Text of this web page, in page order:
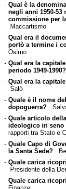
- Qual è la
negli anni 1950-53
commissione per
Maccartismo
- Qual era il
portò a termine i
Osimo
- Qual era la
periodo 1949-1990?
- Qual era la
Salò
- Quale è il nome
dopoguerra?
- Quale articolo
ideologico in seno
rapporti tra Stato e
- Quale Capo di
la Santa Sede?
- Quale carica
Presidente della
- Quale carica